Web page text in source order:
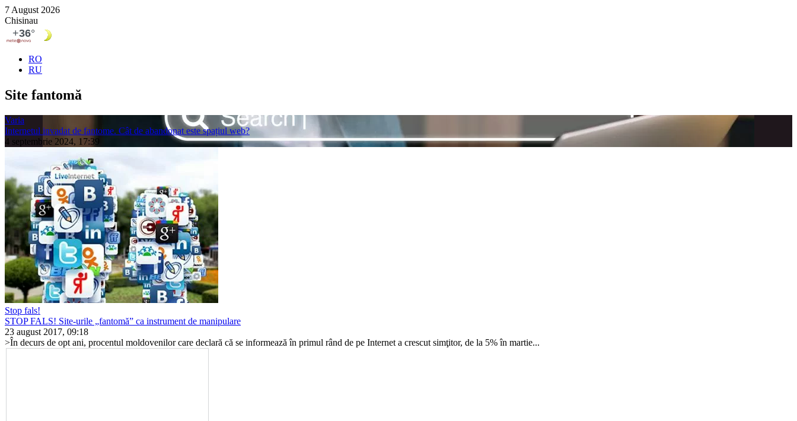
7 August 2026
Chisinau
RO
RU
Site fantomă
Varia
Internetul invadat de fantome. Cât de abandonat este spațiul web?
4 septembrie 2024, 17:39
Stop fals!
STOP FALS! Site-urile „fantomă” ca instrument de manipulare
23 august 2017, 09:18
>În decurs de opt ani, procentul moldovenilor care declară că se informează în primul rând de pe Internet a crescut simţitor, de la 5% în martie...